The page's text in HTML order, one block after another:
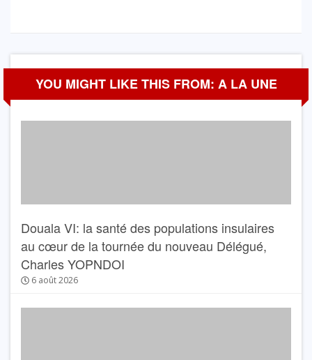
YOU MIGHT LIKE THIS FROM: A LA UNE
Douala VI: la santé des populations insulaires
au cœur de la tournée du nouveau Délégué,
Charles YOPNDOI
6 août 2026